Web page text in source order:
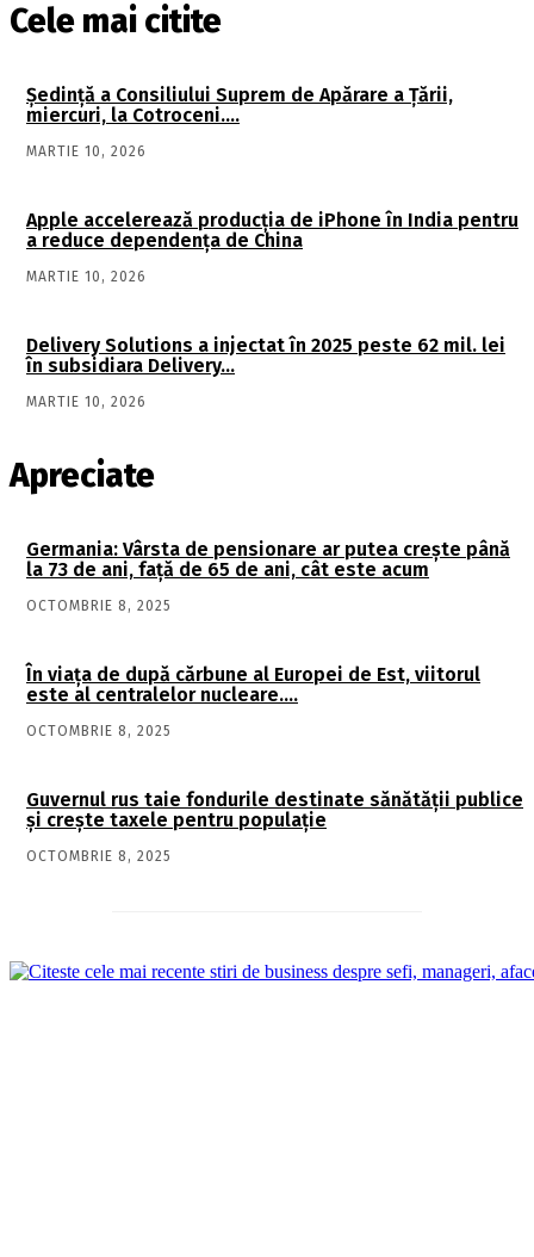
Cele mai citite
Şedinţă a Consiliului Suprem de Apărare a Ţării,
miercuri, la Cotroceni….
MARTIE 10, 2026
Apple accelerează producția de iPhone în India pentru
a reduce dependența de China
MARTIE 10, 2026
Delivery Solutions a injectat în 2025 peste 62 mil. lei
în subsidiara Delivery…
MARTIE 10, 2026
Apreciate
Germania: Vârsta de pensionare ar putea crește până
la 73 de ani, față de 65 de ani, cât este acum
OCTOMBRIE 8, 2025
În viaţa de după cărbune al Europei de Est, viitorul
este al centralelor nucleare….
OCTOMBRIE 8, 2025
Guvernul rus taie fondurile destinate sănătății publice
și crește taxele pentru populație
OCTOMBRIE 8, 2025